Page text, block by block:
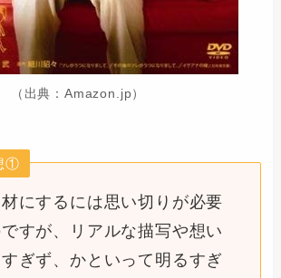
（出典：Amazon.jp）
①
にするには思い切りが必要
すが、リアルな描写や想い
ぎず、かといって明るすぎ